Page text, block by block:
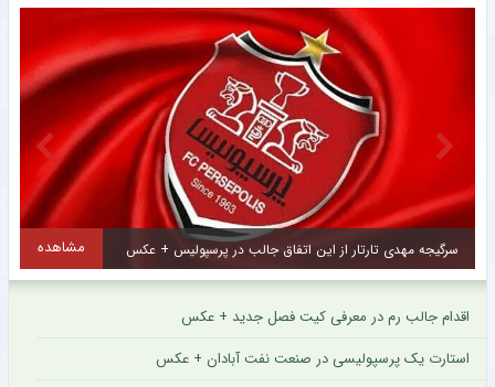
سرگیجه مهدی تارتار از این اتفاق جالب در پرسپولیس + عکس مشاهده
اقدام جالب رم در معرفی کیت فصل جدید + عکس
استارت یک پرسپولیسی در صنعت نفت آبادان + عکس